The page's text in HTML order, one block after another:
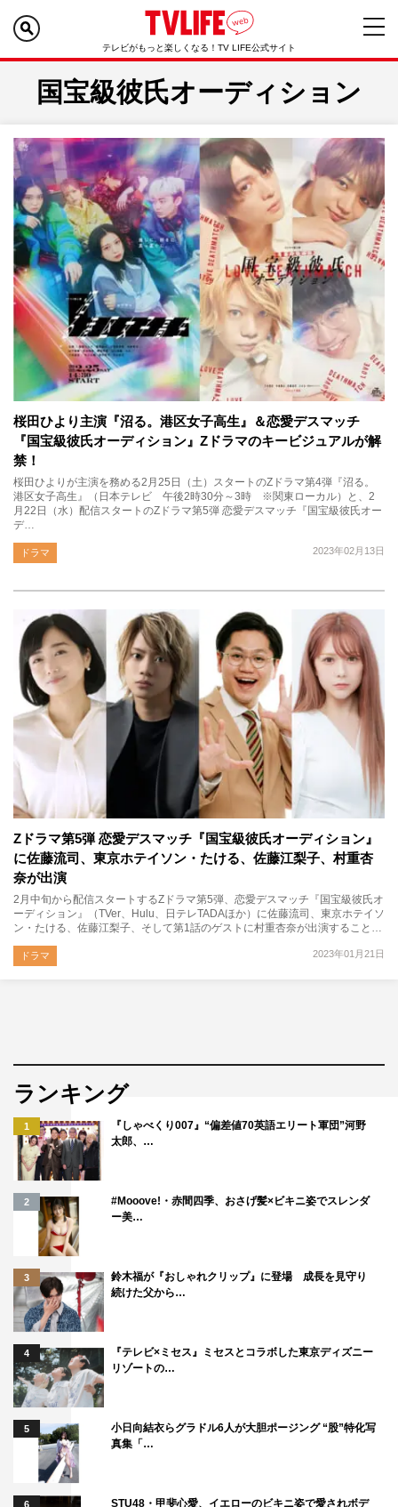
テレビがもっと楽しくなる！TV LIFE公式サイト
国宝級彼氏オーディション
桜田ひより主演『沼る。港区女子高生』＆恋愛デスマッチ
『国宝級彼氏オーディション』Zドラマのキービジュアルが解
禁！
桜田ひよりが主演を務める2月25日（土）スタートのZドラマ第4弾『沼る。
港区女子高生』（日本テレビ 午後2時30分～3時 ※関東ローカル）と、2
月22日（水）配信スタートのZドラマ第5弾 恋愛デスマッチ『国宝級彼氏オー
デ…
2023年02月13日
ドラマ
Zドラマ第5弾 恋愛デスマッチ『国宝級彼氏オーディション』
に佐藤流司、東京ホテイソン・たける、佐藤江梨子、村重杏
奈が出演
2月中旬から配信スタートするZドラマ第5弾、恋愛デスマッチ『国宝級彼氏オ
ーディション』（TVer、Hulu、日テレTADAほか）に佐藤流司、東京ホテイソ
ン・たける、佐藤江梨子、そして第1話のゲストに村重杏奈が出演すること…
2023年01月21日
ドラマ
ランキング
1
『しゃべくり007』“偏差値70英語エリート軍団”河野
太郎、…
2
#Mooove!・赤間四季、おさげ髪×ビキニ姿でスレンダ
ー美…
3
鈴木福が『おしゃれクリップ』に登場 成長を見守り
続けた父から…
4
『テレビ×ミセス』ミセスとコラボした東京ディズニー
リゾートの…
5
小日向結衣らグラドル6人が大胆ポージング “股”特化写
真集「…
6
STU48・甲斐心愛、イエローのビキニ姿で愛されボデ